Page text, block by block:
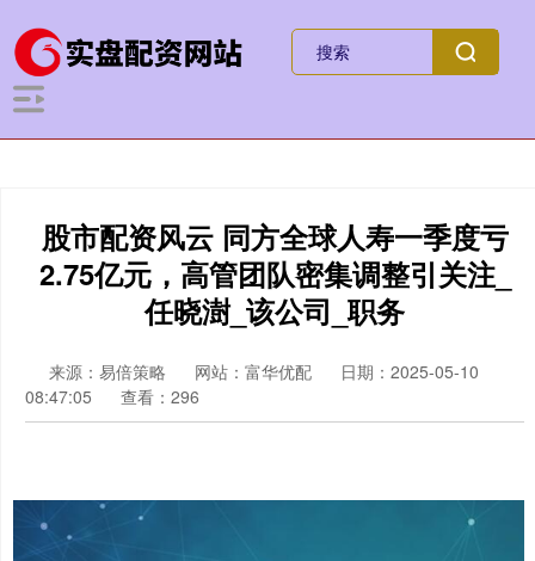
股市配资风云 同方全球人寿一季度亏
2.75亿元，高管团队密集调整引关注_
任晓澍_该公司_职务
来源：易倍策略 网站：富华优配
日期：2025-05-10
08:47:05
查看：296